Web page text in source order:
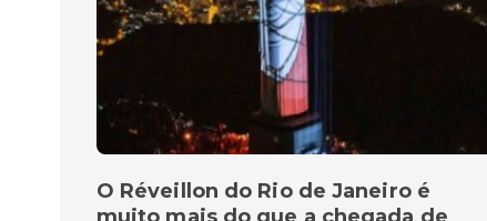
O Réveillon do Rio de Janeiro é